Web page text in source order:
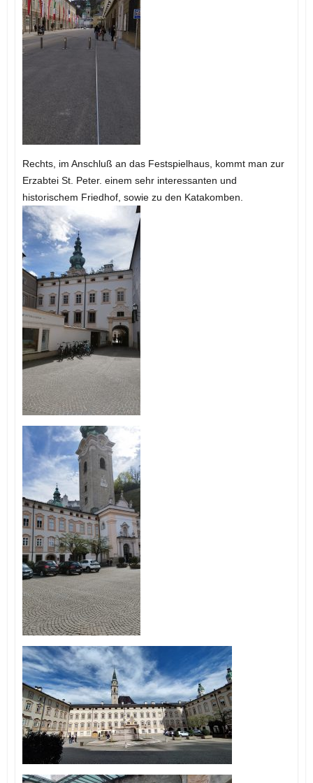
Rechts, im Anschluß an das Festspielhaus, kommt man zur
Erzabtei St. Peter. einem sehr interessanten und
historischem Friedhof, sowie zu den Katakomben.